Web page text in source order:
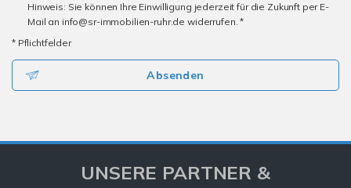
Hinweis: Sie können Ihre Einwilligung jederzeit für die Zukunft per E-
Mail an info@sr-immobilien-ruhr.de widerrufen. *
* Pflichtfelder
Absenden
UNSERE PARTNER &